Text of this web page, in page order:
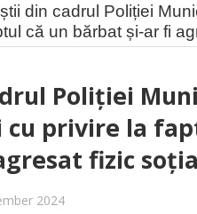
din cadrul Poliției
că un bărbat și-ar fi
Poliției
cu privire la
fizic
2024